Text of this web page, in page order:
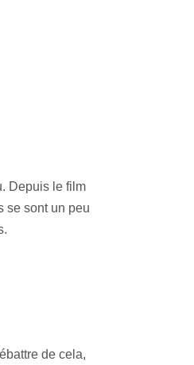
Depuis le film
se sont un peu
de cela,